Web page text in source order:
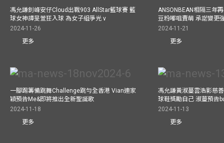
馮允謙釗峰安仔Cloud出戰903 AllStar籃球賽 籃
球女神譚旻萱狂入球 為女子組爭光 v
2024-11-26
更多
ANSONBEAN相隔三年
豆粉嘟咀賣萌 承諾變更
2024-11-21
更多
一腳踢籌備跳舞Challenge跳勻全香港 Vian連家
穎預告Me&即將推出全新聖誕歌
2024-11-18
更多
馮允謙黃淑蔓雲浩影慈
球鞋獎勵自己 淑蔓預告
2024-11-13
更多